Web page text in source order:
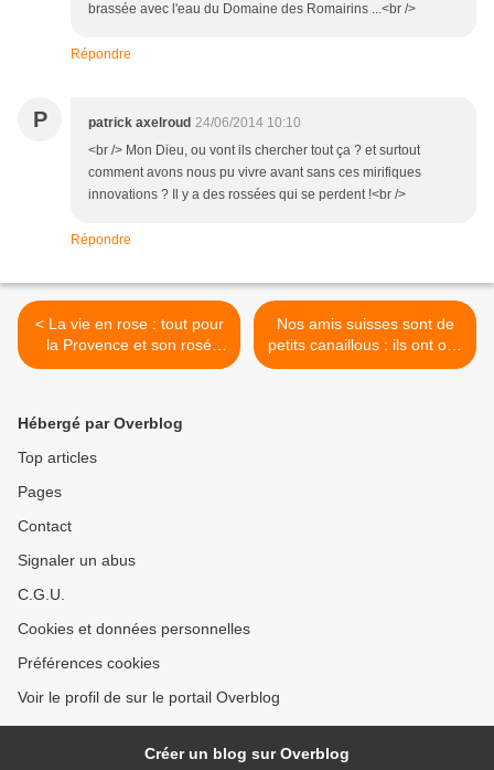
brassée avec l'eau du Domaine des Romairins ...<br />
Répondre
P patrick axelroud 24/06/2014 10:10
<br /> Mon Dieu, ou vont ils chercher tout ça ? et surtout
comment avons nous pu vivre avant sans ces mirifiques
innovations ? Il y a des rossées qui se perdent !<br />
Répondre
< La vie en rose : tout pour
la Provence et son rosé
matin, midi et soir
Nos amis suisses sont de
petits canaillous : ils ont osé
une exposition Eros-
Hébergé par Overblog
Top articles
Pages
Contact
Signaler un abus
C.G.U.
Cookies et données personnelles
Préférences cookies
Voir le profil de sur le portail Overblog
Créer un blog sur Overblog